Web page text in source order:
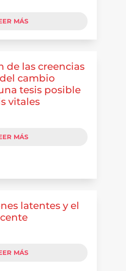
MÁS
de las creencias
cambio
tesis posible
vitales
MÁS
latentes y el
MÁS